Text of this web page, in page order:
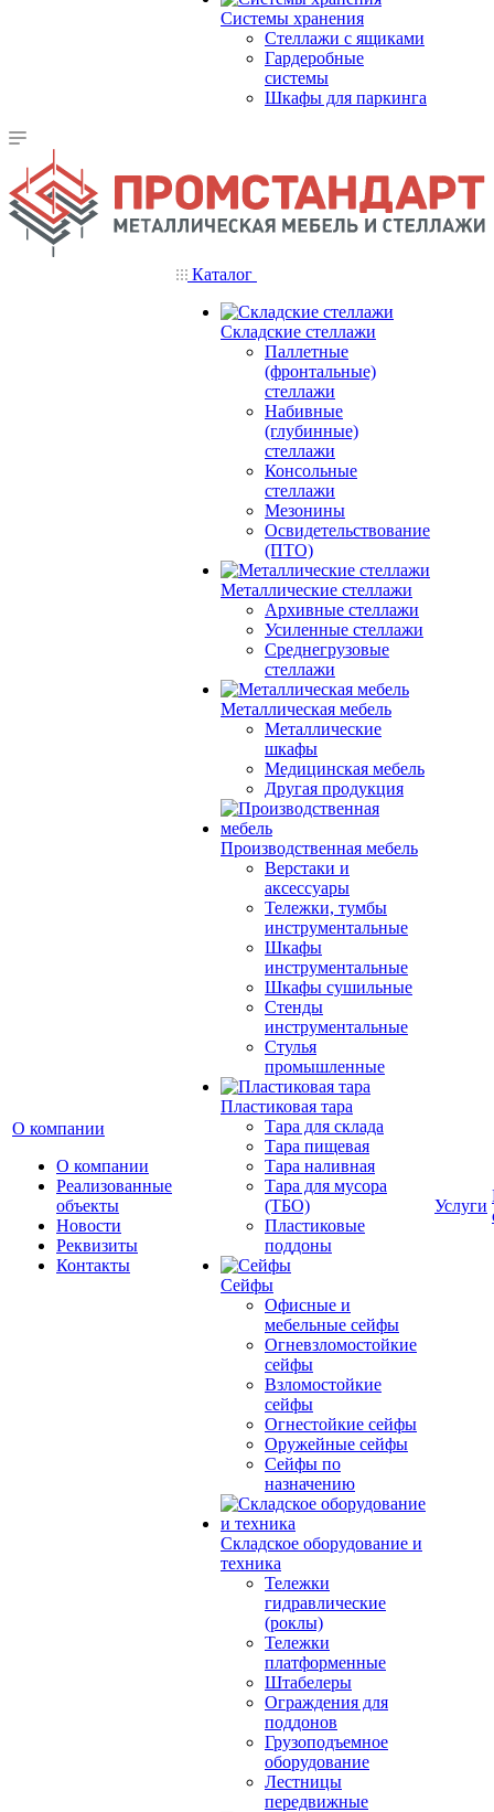
Системы хранения
Стеллажи с ящиками
Гардеробные
системы
Шкафы для паркинга
О компании
О компании
Реализованные
объекты
Новости
Реквизиты
Контакты
Каталог
Складские стеллажи
Паллетные
(фронтальные)
стеллажи
Набивные
(глубинные)
стеллажи
Консольные
стеллажи
Мезонины
Освидетельствование
(ПТО)
Металлические стеллажи
Архивные стеллажи
Усиленные стеллажи
Среднегрузовые
стеллажи
Металлическая мебель
Металлические
шкафы
Медицинская мебель
Другая продукция
Производственная мебель
Верстаки и
аксессуары
Тележки, тумбы
инструментальные
Шкафы
инструментальные
Шкафы сушильные
Стенды
инструментальные
Cтулья
промышленные
Пластиковая тара
Тара для склада
Тара пищевая
Тара наливная
Тара для мусора
(ТБО)
Пластиковые
поддоны
Сейфы
Офисные и
мебельные сейфы
Огневзломостойкие
сейфы
Взломостойкие
сейфы
Огнестойкие сейфы
Оружейные сейфы
Сейфы по
назначению
Складское оборудование и
техника
Тележки
гидравлические
(роклы)
Тележки
платформенные
Штабелеры
Ограждения для
поддонов
Грузоподъемное
оборудование
Лестницы
передвижные
Услуги